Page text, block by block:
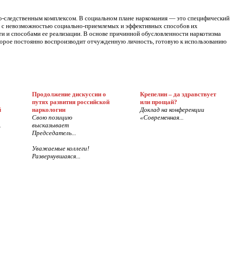
следственным комплексом. В социальном плане наркомания — это специфический
невозможностью социально-приемлемых и эффективных способов их
и способами ее реализации. В основе причинной обусловленности наркотизма
постоянно воспроизводит отчужденную личность, готовую к использованию
Продолжение дискуссии о
путях развития российской
наркологии
Свою позицию
высказывает
Председатель...
Уважаемые коллеги!
Развернувшаяся...
Крепелин – да здравствует
или прощай?
Доклад на конференции
«Современная...